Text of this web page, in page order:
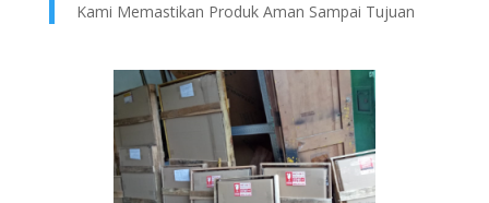
Kami Memastikan Produk Aman Sampai Tujuan